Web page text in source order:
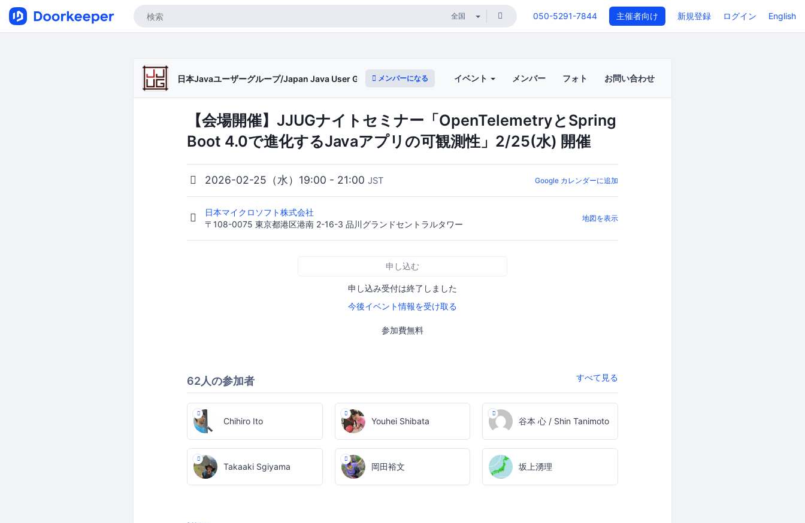
050-5291-7844 主催者向け 新規登録 ログイン English
日本Javaユーザーグループ/Japan Java User Group メンバーになる イベント メンバー フォト お問い合わせ
【会場開催】JJUGナイトセミナー「OpenTelemetryとSpring
Boot 4.0で進化するJavaアプリの可観測性」2/25(水) 開催
2026-02-25（水）19:00 - 21:00 JST Google カレンダーに追加
日本マイクロソフト株式会社
〒108-0075 東京都港区港南 2-16-3 品川グランドセントラルタワー
地図を表示
申し込む
申し込み受付は終了しました
今後イベント情報を受け取る
参加費無料
62人の参加者 すべて見る
Chihiro Ito Youhei Shibata 谷本 心 / Shin Tanimoto
Takaaki Sgiyama 岡田裕文 坂上湧理